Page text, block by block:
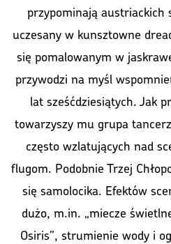
przypominają austriackich
uczesany w kunsztowne
się pomalowanym w
przywodzi na myśl
lat sześćdziesiątych. Jak
towarzyszy mu grupa
często wzlatujących nad
flugom. Podobnie Trzej
się samolocika. Efektów
dużo, m.in. „miecze
Osiris”, strumienie wody i